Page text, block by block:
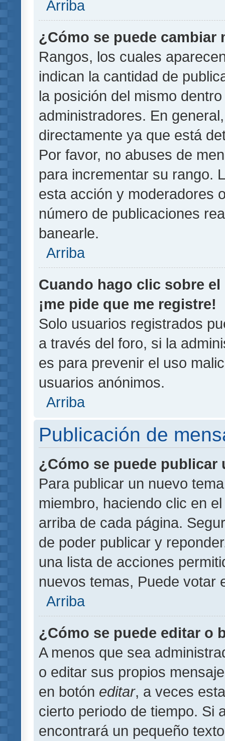
Arriba
¿Cómo se puede cambiar
Rangos, los cuales
indican la cantidad de
la posición del mismo
administradores. En
directamente ya que está
Por favor, no abuses de
para incrementar su rango.
esta acción y moderadores
número de publicaciones
banearle.
Arriba
Cuando hago clic sobre
¡me pide que me registre!
Solo usuarios registrados
a través del foro, si la
es para prevenir el uso
usuarios anónimos.
Arriba
Publicación de
¿Cómo se puede publicar
Para publicar un nuevo
miembro, haciendo clic en
arriba de cada página.
de poder publicar y
una lista de acciones
nuevos temas, Puede votar
Arriba
¿Cómo se puede editar o
A menos que sea
o editar sus propios
en botón editar, a veces
cierto periodo de tiempo. Si
encontrará un pequeño